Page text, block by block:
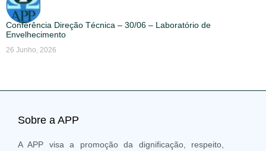
Conferência Direção Técnica – 30/06 – Laboratório de
Envelhecimento
26 Junho, 2026
Sobre a APP
A APP visa a promoção da dignificação, respeito,